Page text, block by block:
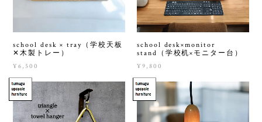
school desk × tray（学校天板
✕木製トレー）
¥6,500
school desk×monitor
stand（学校机×モニター台）
¥9,800